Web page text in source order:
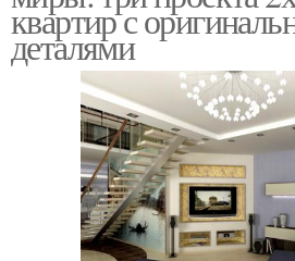
квартир с
деталями